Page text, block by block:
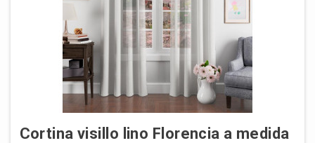
Cortina visillo lino Florencia a medida